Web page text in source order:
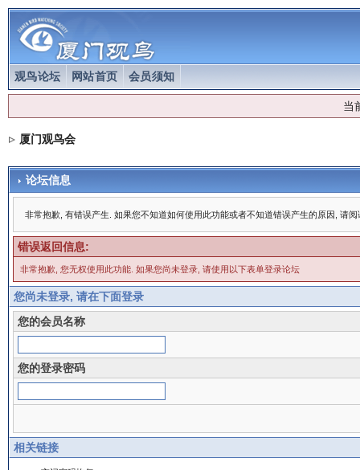
观鸟论坛 网站首页 会员须知
当
厦门观鸟会
论坛信息
非常抱歉, 有错误产生. 如果您不知道如何使用此功能或者不知道错误产生的原因, 请
错误返回信息:
非常抱歉, 您无权使用此功能. 如果您尚未登录, 请使用以下表单登录论坛
您尚未登录, 请在下面登录
您的会员名称
您的登录密码
相关链接